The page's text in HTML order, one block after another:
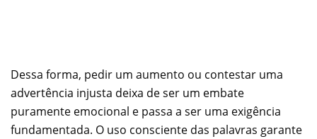
Dessa forma, pedir um aumento ou contestar uma
advertência injusta deixa de ser um embate
puramente emocional e passa a ser uma exigência
fundamentada. O uso consciente das palavras garante